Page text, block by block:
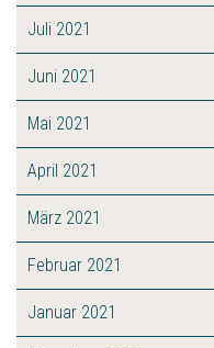
Juli 2021
Juni 2021
Mai 2021
April 2021
März 2021
Februar 2021
Januar 2021